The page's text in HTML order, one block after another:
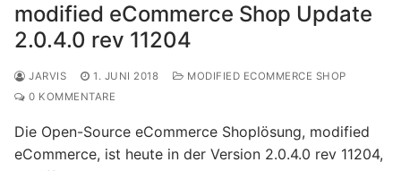
modified eCommerce Shop Update
2.0.4.0 rev 11204
JARVIS 1. JUNI 2018
MODIFIED ECOMMERCE SHOP
0 KOMMENTARE
Die Open-Source eCommerce Shoplösung, modified
eCommerce, ist heute in der Version 2.0.4.0 rev 11204,